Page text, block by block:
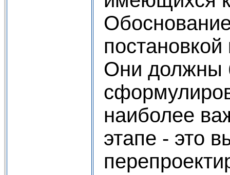
Они должны
наиболее
этапе - это